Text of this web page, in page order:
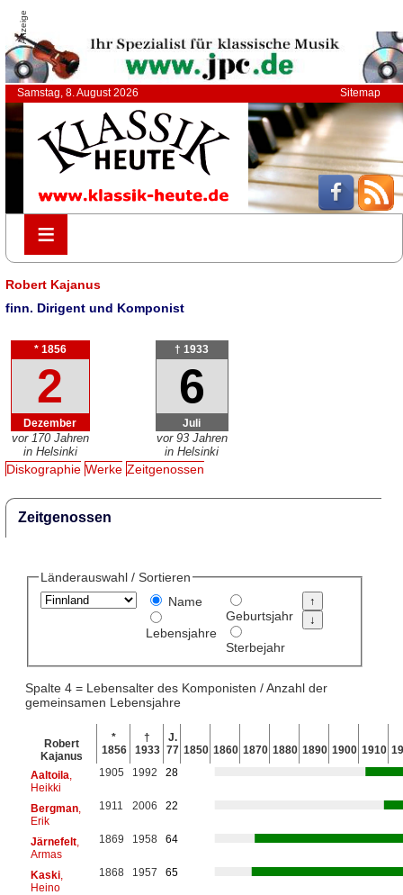
Anzeige
Samstag, 8. August 2026 Sitemap
≡
≡
Robert Kajanus
finn. Dirigent und Komponist
* 1856
2
Dezember
vor 170 Jahren
in Helsinki
† 1933
6
Juli
vor 93 Jahren
in Helsinki
Diskographie Werke Zeitgenossen
Zeitgenossen
Länderauswahl / Sortieren
Name
Lebensjahre
Geburtsjahr
Sterbejahr
Spalte 4 = Lebensalter des Komponisten / Anzahl der
gemeinsamen Lebensjahre
Robert
Kajanus
*
1856
†
1933
J.
77 1850 1860 1870 1880 1890 1900 1910
Aaltoila
Heikki
1905 1992 28
Bergman,
Erik
1911 2006 22
Järnefelt,
Armas
1869 1958 64
Kaski,
Heino
1868 1957 65